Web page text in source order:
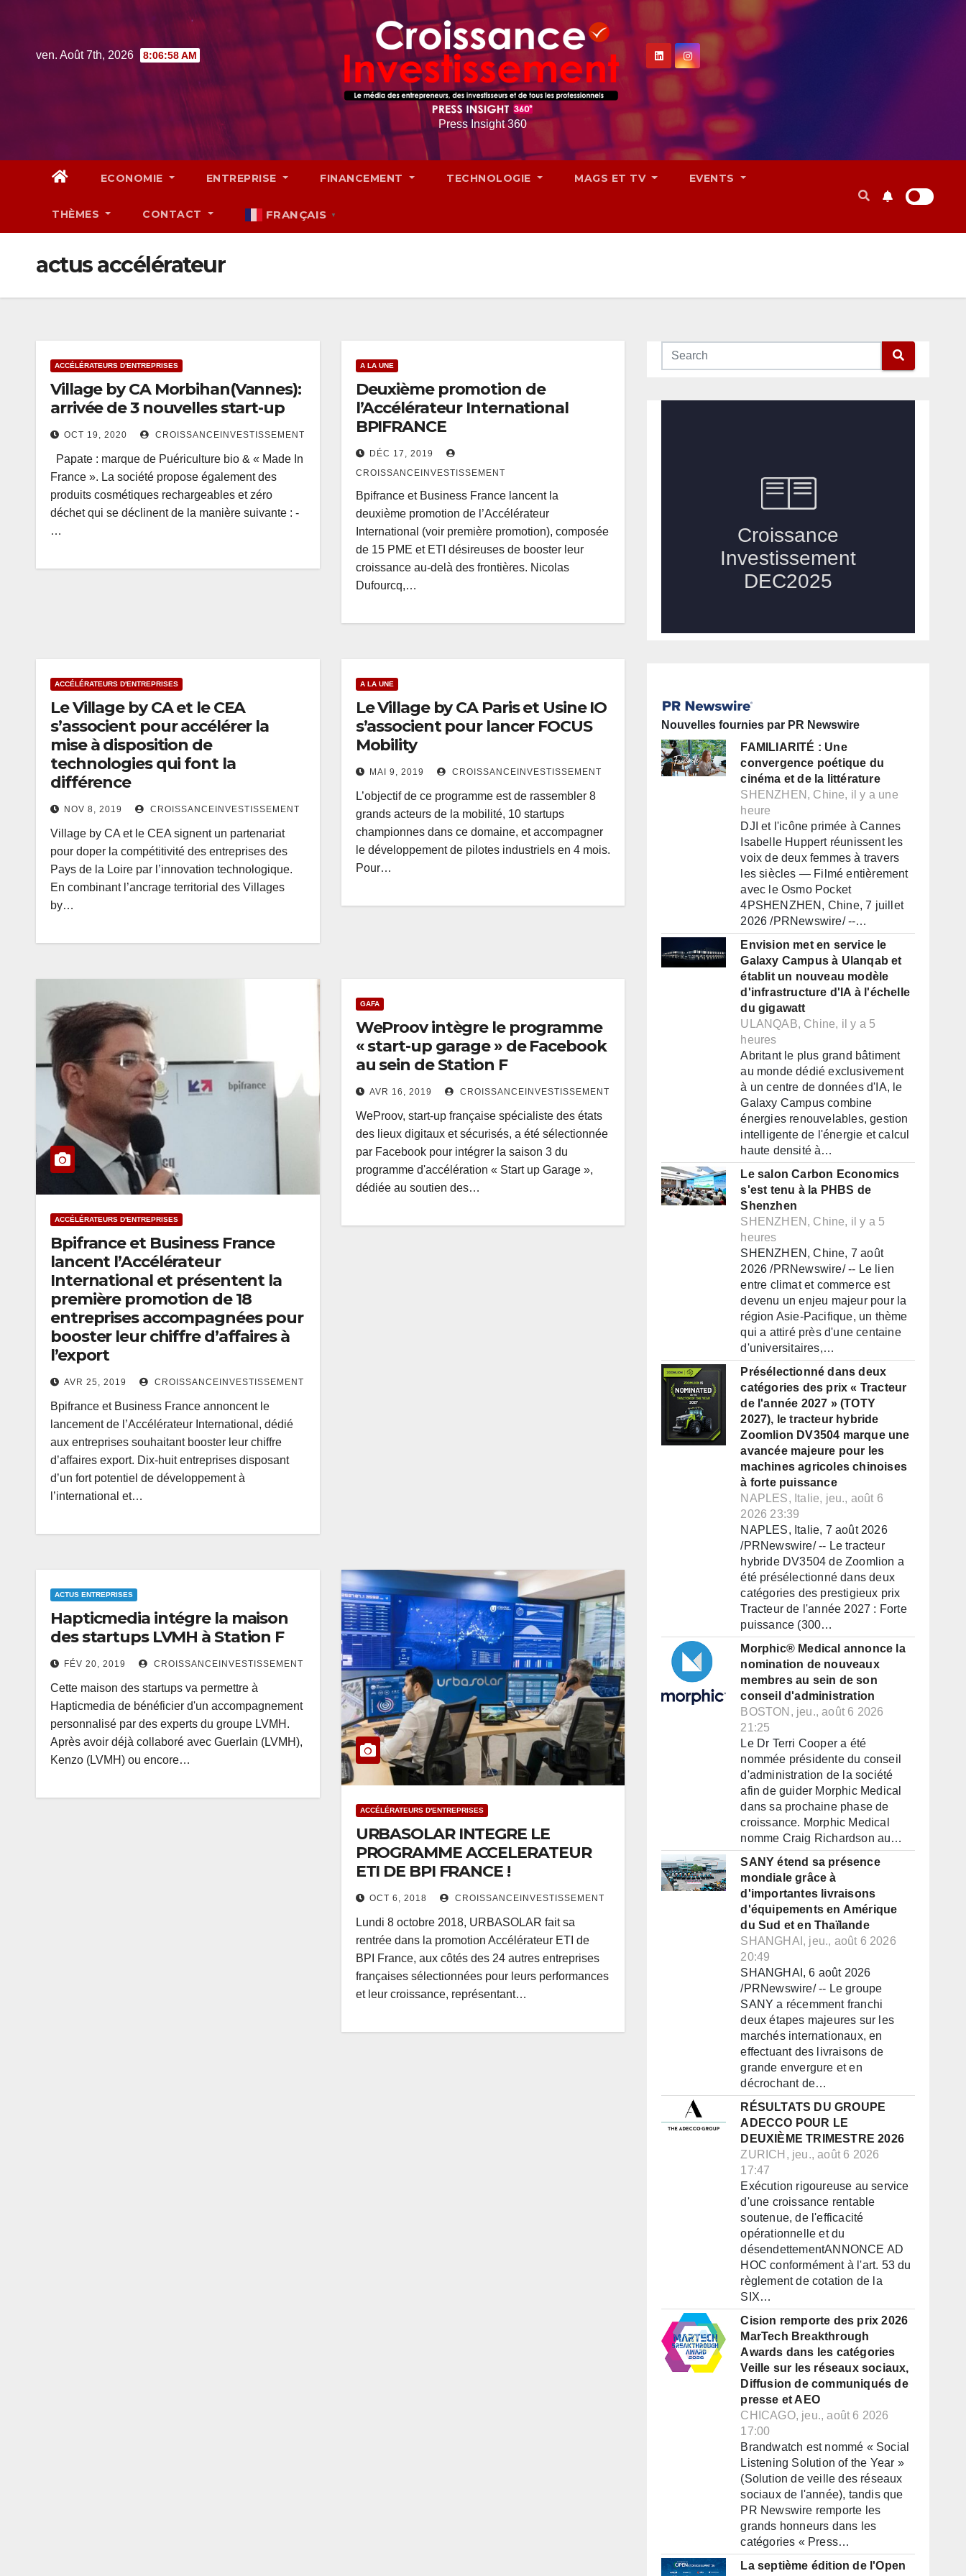
contentven. Août 7th, 2026 8:06:59 AM
Press Insight 360
ECONOMIE ENTREPRISE FINANCEMENT TECHNOLOGIE MAGS ET TV EVENTS
THÈMES CONTACT FRANÇAIS ▼
actus accélérateur
ACCÉLÉRATEURS D'ENTREPRISES
Village by CA Morbihan(Vannes):
arrivée de 3 nouvelles start-up
OCT 19, 2020 CROISSANCEINVESTISSEMENT
Papate : marque de Puériculture bio & « Made In
France ». La société propose également des
produits cosmétiques rechargeables et zéro
déchet qui se déclinent de la manière suivante : -
…
A LA UNE
Deuxième promotion de
l’Accélérateur International
BPIFRANCE
DÉC 17, 2019
CROISSANCEINVESTISSEMENT
Bpifrance et Business France lancent la
deuxième promotion de l’Accélérateur
International (voir première promotion), composée
de 15 PME et ETI désireuses de booster leur
croissance au-delà des frontières. Nicolas
Dufourcq,…
ACCÉLÉRATEURS D'ENTREPRISES
Le Village by CA et le CEA
s’associent pour accélérer la
mise à disposition de
technologies qui font la
différence
NOV 8, 2019 CROISSANCEINVESTISSEMENT
Village by CA et le CEA signent un partenariat
pour doper la compétitivité des entreprises des
Pays de la Loire par l’innovation technologique.
En combinant l’ancrage territorial des Villages
by…
A LA UNE
Le Village by CA Paris et Usine IO
s’associent pour lancer FOCUS
Mobility
MAI 9, 2019 CROISSANCEINVESTISSEMENT
L’objectif de ce programme est de rassembler 8
grands acteurs de la mobilité, 10 startups
championnes dans ce domaine, et accompagner
le développement de pilotes industriels en 4 mois.
Pour…
ACCÉLÉRATEURS D'ENTREPRISES
Bpifrance et Business France
lancent l’Accélérateur
International et présentent la
première promotion de 18
entreprises accompagnées pour
booster leur chiffre d’affaires à
l’export
AVR 25, 2019 CROISSANCEINVESTISSEMENT
Bpifrance et Business France annoncent le
lancement de l’Accélérateur International, dédié
aux entreprises souhaitant booster leur chiffre
d’affaires export. Dix-huit entreprises disposant
d’un fort potentiel de développement à
l’international et…
GAFA
WeProov intègre le programme
« start-up garage » de Facebook
au sein de Station F
AVR 16, 2019 CROISSANCEINVESTISSEMENT
WeProov, start-up française spécialiste des états
des lieux digitaux et sécurisés, a été sélectionnée
par Facebook pour intégrer la saison 3 du
programme d'accélération « Start up Garage »,
dédiée au soutien des…
ACTUS ENTREPRISES
Hapticmedia intégre la maison
des startups LVMH à Station F
FÉV 20, 2019 CROISSANCEINVESTISSEMENT
Cette maison des startups va permettre à
Hapticmedia de bénéficier d'un accompagnement
personnalisé par des experts du groupe LVMH.
Après avoir déjà collaboré avec Guerlain (LVMH),
Kenzo (LVMH) ou encore…
ACCÉLÉRATEURS D'ENTREPRISES
URBASOLAR INTEGRE LE
PROGRAMME ACCELERATEUR
ETI DE BPI FRANCE !
OCT 6, 2018 CROISSANCEINVESTISSEMENT
Lundi 8 octobre 2018, URBASOLAR fait sa
rentrée dans la promotion Accélérateur ETI de
BPI France, aux côtés des 24 autres entreprises
françaises sélectionnées pour leurs performances
et leur croissance, représentant…
Nouvelles fournies par PR Newswire
FAMILIARITÉ : Une
convergence poétique du
cinéma et de la littérature
SHENZHEN, Chine, il y a une
heure
DJI et l'icône primée à Cannes
Isabelle Huppert réunissent les
voix de deux femmes à travers
les siècles — Filmé entièrement
avec le Osmo Pocket
4PSHENZHEN, Chine, 7 juillet
2026 /PRNewswire/ --…
Envision met en service le
Galaxy Campus à Ulanqab et
établit un nouveau modèle
d'infrastructure d'IA à l'échelle
du gigawatt
ULANQAB, Chine, il y a 5
heures
Abritant le plus grand bâtiment
au monde dédié exclusivement
à un centre de données d'IA, le
Galaxy Campus combine
énergies renouvelables, gestion
intelligente de l'énergie et calcul
haute densité à…
Le salon Carbon Economics
s'est tenu à la PHBS de
Shenzhen
SHENZHEN, Chine, il y a 5
heures
SHENZHEN, Chine, 7 août
2026 /PRNewswire/ -- Le lien
entre climat et commerce est
devenu un enjeu majeur pour la
région Asie-Pacifique, un thème
qui a attiré près d'une centaine
d'universitaires,…
Présélectionné dans deux
catégories des prix « Tracteur
de l'année 2027 » (TOTY
2027), le tracteur hybride
Zoomlion DV3504 marque une
avancée majeure pour les
machines agricoles chinoises
à forte puissance
NAPLES, Italie, jeu., août 6
2026 23:39
NAPLES, Italie, 7 août 2026
/PRNewswire/ -- Le tracteur
hybride DV3504 de Zoomlion a
été présélectionné dans deux
catégories des prestigieux prix
Tracteur de l'année 2027 : Forte
puissance (300…
Morphic® Medical annonce la
nomination de nouveaux
membres au sein de son
conseil d'administration
BOSTON, jeu., août 6 2026
21:25
Le Dr Terri Cooper a été
nommée présidente du conseil
d'administration de la société
afin de guider Morphic Medical
dans sa prochaine phase de
croissance. Morphic Medical
nomme Craig Richardson au…
SANY étend sa présence
mondiale grâce à
d'importantes livraisons
d'équipements en Amérique
du Sud et en Thaïlande
SHANGHAI, jeu., août 6 2026
20:49
SHANGHAI, 6 août 2026
/PRNewswire/ -- Le groupe
SANY a récemment franchi
deux étapes majeures sur les
marchés internationaux, en
effectuant des livraisons de
grande envergure et en
décrochant de…
RÉSULTATS DU GROUPE
ADECCO POUR LE
DEUXIÈME TRIMESTRE 2026
ZURICH, jeu., août 6 2026
17:47
Exécution rigoureuse au service
d'une croissance rentable
soutenue, de l'efficacité
opérationnelle et du
désendettementANNONCE AD
HOC conformément à l'art. 53 du
règlement de cotation de la
SIX…
Cision remporte des prix 2026
MarTech Breakthrough
Awards dans les catégories
Veille sur les réseaux sociaux,
Diffusion de communiqués de
presse et AEO
CHICAGO, jeu., août 6 2026
17:00
Brandwatch est nommé « Social
Listening Solution of the Year »
(Solution de veille des réseaux
sociaux de l'année), tandis que
PR Newswire remporte les
grands honneurs dans les
catégories « Press…
La septième édition de l'Open